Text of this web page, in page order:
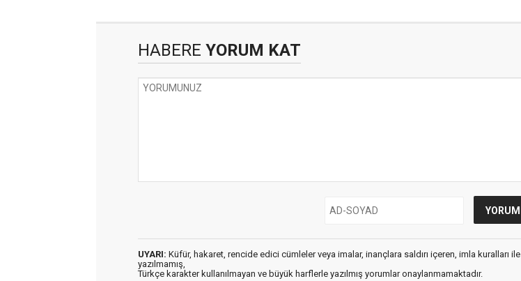
HABERE YORUM KAT
UYARI: Küfür, hakaret, rencide edici cümleler veya imalar, inançlara saldırı içeren, imla kuralları ile
yazılmamış,
Türkçe karakter kullanılmayan ve büyük harflerle yazılmış yorumlar onaylanmamaktadır.